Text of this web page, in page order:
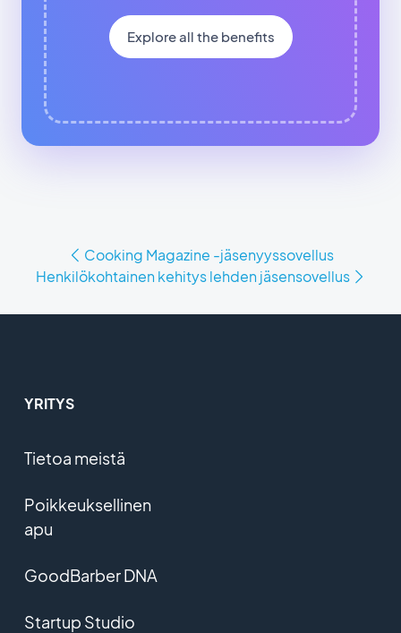
Explore all the benefits
Cooking Magazine -jäsenyyssovellus
Henkilökohtainen kehitys lehden jäsensovellus
YRITYS
Tietoa meistä
Poikkeuksellinen
apu
GoodBarber DNA
Startup Studio